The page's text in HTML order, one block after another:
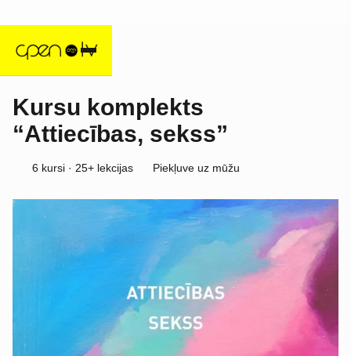
Kursu komplekts
“Attiecības, sekss”
6 kursi · 25+ lekcijas Piekļuve uz mūžu